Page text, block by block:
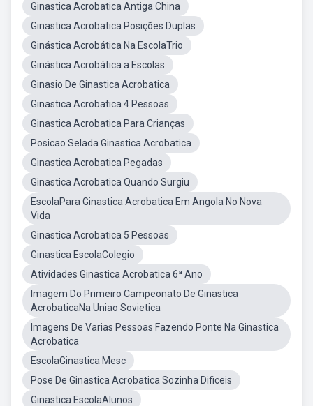
Ginastica Acrobatica Antiga China
Ginastica Acrobatica Posições Duplas
Ginástica Acrobática Na EscolaTrio
Ginástica Acrobática a Escolas
Ginasio De Ginastica Acrobatica
Ginastica Acrobatica 4 Pessoas
Ginastica Acrobatica Para Crianças
Posicao Selada Ginastica Acrobatica
Ginastica Acrobatica Pegadas
Ginastica Acrobatica Quando Surgiu
EscolaPara Ginastica Acrobatica Em Angola No Nova
Vida
Ginastica Acrobatica 5 Pessoas
Ginastica EscolaColegio
Atividades Ginastica Acrobatica 6ª Ano
Imagem Do Primeiro Campeonato De Ginastica
AcrobaticaNa Uniao Sovietica
Imagens De Varias Pessoas Fazendo Ponte Na Ginastica
Acrobatica
EscolaGinastica Mesc
Pose De Ginastica Acrobatica Sozinha Dificeis
Ginastica EscolaAlunos